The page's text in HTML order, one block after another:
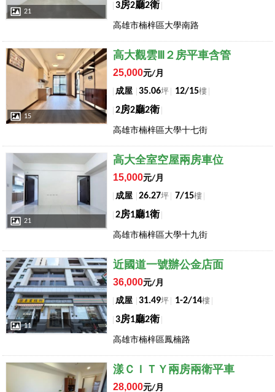
21
3房2廳2衛
高雄市楠梓區大學南路
店長推薦
15
高大觀雲Ⅲ２房平車含管
25,000元/月
成屋
35.06坪 12/15樓
2房2廳2衛
高雄市楠梓區大學十七街
店長推薦
21
高大全室空屋兩房車位
15,000元/月
成屋
26.27坪 7/15樓
2房1廳1衛
高雄市楠梓區大學十九街
店長推薦
11
近國道一號辦公金店面
36,000元/月
成屋
31.49坪 1-2/14樓
3房1廳2衛
高雄市楠梓區鳳楠路
店長推薦 漾ＣＩＴＹ兩房兩衛平車
28,000元/月